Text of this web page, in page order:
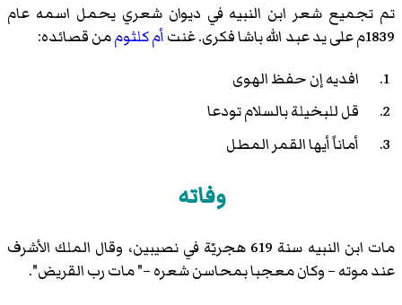
تم تجميع شعر ابن النبيه في ديوان شعري يحمل اسمه عام
1839م على يد عبد الله باشا فكرى. غنت
أم كلثوممن قصائده:
افديه إن حفظ الهوى
قل للبخيلة بالسلام تودعا
أماناً أيها القمر المطل
وفاته
مات ابن النبيه سنة 619 هجريّة في نصيبين، وقال الملك الأشرف
عند موته – وكان معجبا بمحاسن شعره –" مات رب القريض".